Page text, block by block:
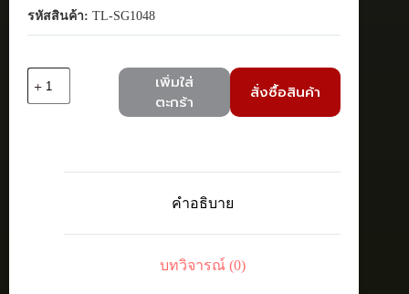
รหัสสินค้า: TL-SG1048
TP-
Gigabit
เพิ่มใส่
ตะกร้า
สั่งซื้อสินค้า
คำอธิบาย
บทวิจารณ์ (0)